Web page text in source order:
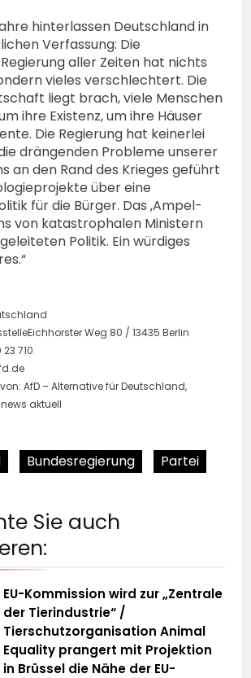
hinterlassen Deutschland in
Verfassung: Die
aller Zeiten hat nichts
vieles verschlechtert. Die
liegt brach, viele Menschen
ihre Existenz, um ihre Häuser
Die Regierung hat keinerlei
drängenden Probleme unserer
an den Rand des Krieges geführt
über eine
für die Bürger. Das ‚Ampel-
von katastrophalen Ministern
Politik. Ein würdiges
Weg 80 / 13435 Berlin
710
AfD – Alternative für Deutschland,
aktuell
Bundesregierung Partei
Sie auch
EU-Kommission wird zur „Zentrale
der Tierindustrie“ /
Tierschutzorganisation Animal
Equality prangert mit Projektion
in Brüssel die Nähe der EU-